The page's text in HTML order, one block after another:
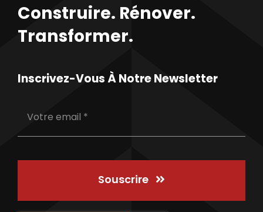
Construire. Rénover.
Transformer.
Inscrivez-Vous À Notre Newsletter
Souscrire